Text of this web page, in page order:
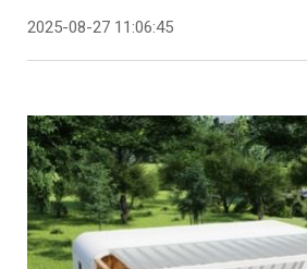
2025-08-27 11:06:45